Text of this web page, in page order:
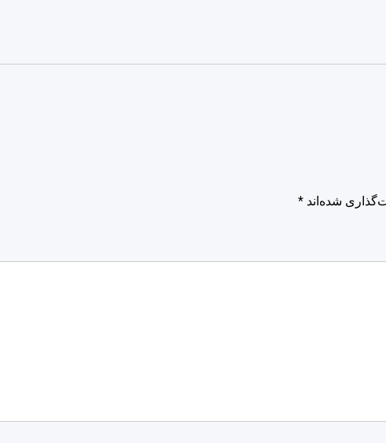
شده‌اند *